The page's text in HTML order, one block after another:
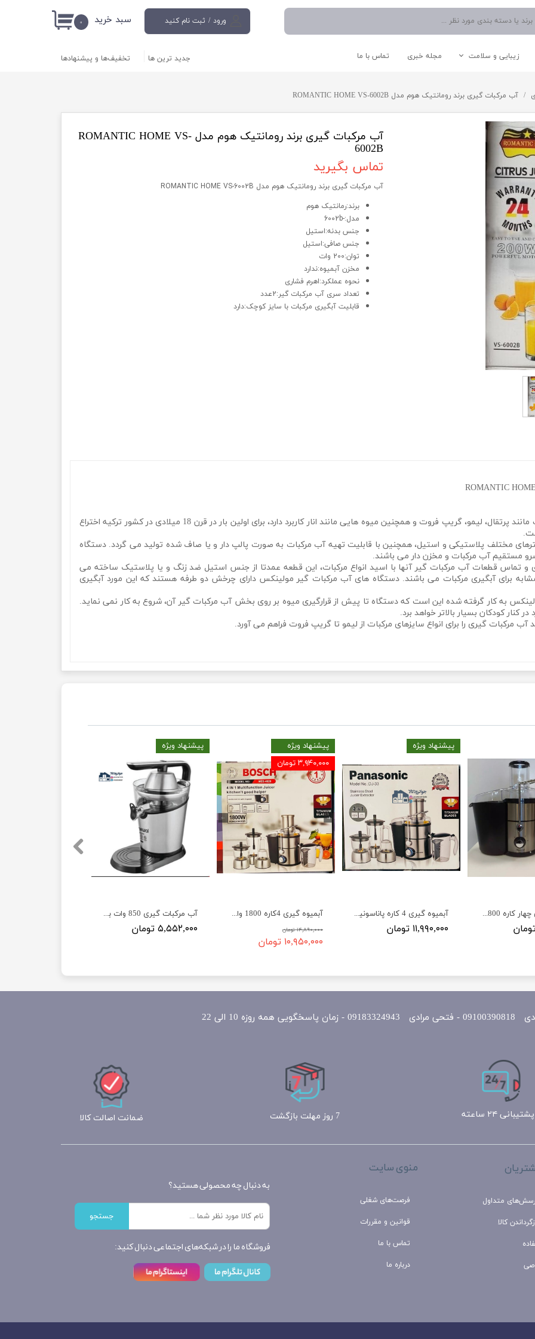
ورود / ثبت نام کنید
حساب کاربری من
تغییر گذر واژه
کاربری
۰ سبد خرید
آبمیوه گیری
مخلوط کن
اسپرسو ساز
قوری و کتری
اتو دستی/پرسی/بخار
لوازم کاربردی آشپزخانه
زیبایی و سلامت
دستگاه میکرودرم/ساکشن
سشوار
مجله خبری تماس با ما جدید ترین ها تخفیف‌ها و پیشنهادها
آب مرکبات گیری برند رومانتیک هوم مدل ROMANTIC HOME VS-6002B
آب مرکبات گیری برند رومانتیک هوم مدل ROMANTIC HOME VS-
6002B
تماس بگیرید
آب مرکبات گیری برند رومانتیک هوم مدل ROMANTIC HOME VS-6002B
برند:رمانتیک هوم
مدل:-6002b
جنس بدنه:استیل
جنس صافی:استیل
توان:200 وات
مخزن آبمیوه:ندارد
نحوه عملکرد:اهرم فشاری
تعداد سری آب مرکبات گیر:2عدد
قابلیت آبگیری مرکبات با سایز کوچک:دارد
دستگاه آب مرکبات گیری که برای آبگیری انواع مرکبات مانند پرتقال، لیمو، گریپ فروت و همچنین میوه هایی مانند انار کاربرد دارد، برای اولین بار در قرن 18 میلادی در کشور ترکیه اختراع
مختلف پلاستیکی و استیل، همچنین با قابلیت تهیه آب مرکبات به صورت پالپ دار و یا صاف شده تولید می گردد. دستگاه
تماس قطعات آب مرکبات گیر آنها با اسید انواع مرکبات، این قطعه عمدتا از جنس استیل ضد زنگ و یا پلاستیک ساخته می
برای آبگیری مرکبات می باشند. دستگاه های آب مرکبات گیر مولینکس دارای چرخش دو طرفه هستند که این مورد آبگیری
به کار گرفته شده این است که دستگاه تا پیش از قرارگیری میوه بر روی بخش آب مرکبات گیر آن، شروع به کار نمی نماید.
کنار کودکان بسیار بالاتر خواهد برد.
آب مرکبات گیری را برای انواع سایزهای مرکبات از لیمو تا گریپ فروت فراهم می آورد.
آب مرکبات گیری 850 وات برند نوال مدلNewal Gcr-6162
۵,۵۵۲,۰۰۰ تومان
پیشنهاد ویژه
آبمیوه گیری 4کاره 1800 وات برند بوش مدل Bosch MES4020 Juicer
۱۴,۸۹۰,۰۰۰ تومان
۱۰,۹۵۰,۰۰۰ تومان
پیشنهاد ویژه
۳,۹۴۰,۰۰۰ تومان
آبمیوه گیری 4 کاره پاناسونیک مدلdj33 تیغه طلایی پایه و گلو استیل Panasonic
۱۱,۹۹۰,۰۰۰ تومان
پیشنهاد ویژه
آبمیوه گیری چهار کاره 1800 وات نیولایف NewLife مدل FJU-800
پشتیبانی ۲۴ ساعته 7 روز مهلت بازگشت ضمانت اصالت کالا
متداول
کالا
منوی سایت
فرصت‌های شغلی
قوانین و مقررات
تماس با ما
درباره ما
به دنبال چه محصولی هستید؟
جستجو
فروشگاه ما را در شبکه‌های اجتماعی دنبال کنید:
10 الی 22